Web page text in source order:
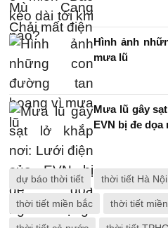
Hình ảnh
mưa lũ
Mưa lũ gây
EVN bị đe
dự báo thời tiết thời tiết Hà Nội
thời tiết miền bắc thời tiết